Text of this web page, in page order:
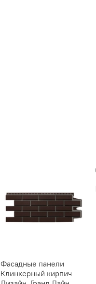
Фасадные панели
Клинкерный кирпич